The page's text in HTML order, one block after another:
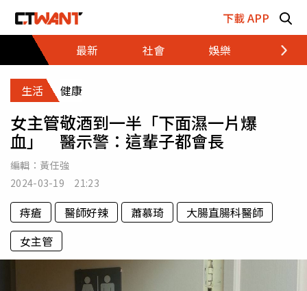
下載 APP
最新
社會 娛樂 財經
生活 健康
女主管敬酒到一半「下面濕一片爆
血」 醫示警：這輩子都會長
編輯： 黃任強
2024-03-19 21:23
痔瘡 醫師好辣 蕭慕琦
大腸直腸科醫師
女主管